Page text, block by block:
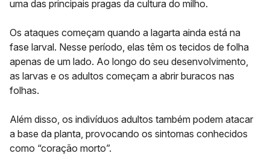
uma das principais pragas da cultura do milho.
Os ataques começam quando a lagarta ainda está na
fase larval. Nesse período, elas têm os tecidos de folha
apenas de um lado. Ao longo do seu desenvolvimento,
as larvas e os adultos começam a abrir buracos nas
folhas.
Além disso, os indivíduos adultos também podem atacar
a base da planta, provocando os sintomas conhecidos
como “coração morto”.